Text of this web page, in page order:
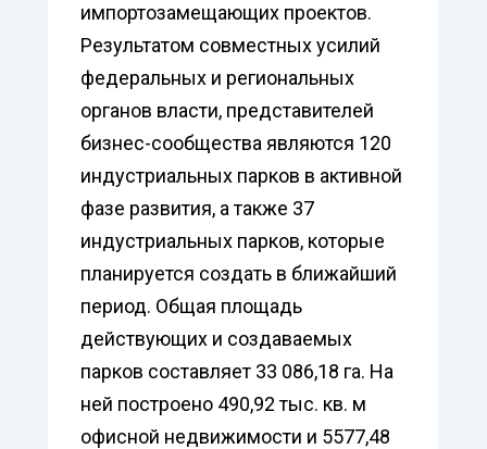
импортозамещающих проектов.
Результатом совместных усилий
федеральных и региональных
органов власти, представителей
бизнес-сообщества являются 120
индустриальных парков в активной
фазе развития, а также 37
индустриальных парков, которые
планируется создать в ближайший
период. Общая площадь
действующих и создаваемых
парков составляет 33 086,18 га. На
ней построено 490,92 тыс. кв. м
офисной недвижимости и 5577,48